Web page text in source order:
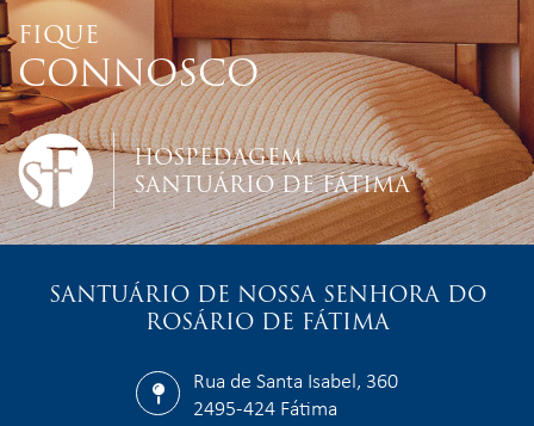
FIQUE
CONNOSCO
HOSPEDAGEM
SANTUÁRIO DE FÁTIMA
SANTUÁRIO DE NOSSA SENHORA DO
ROSÁRIO DE FÁTIMA
Rua de Santa Isabel, 360
2495-424 Fátima